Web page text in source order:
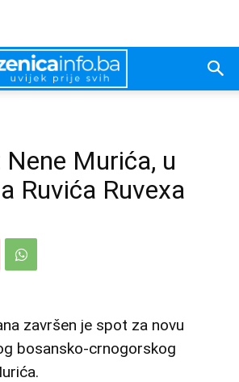
Murića, u
Ruvića Ruvexa
završen je spot za novu
bosansko-crnogorskog